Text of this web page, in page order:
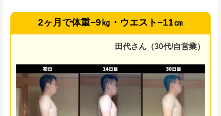
2ヶ月で体重−9㎏・ウエスト−11㎝
田代さん（30代/自営業）